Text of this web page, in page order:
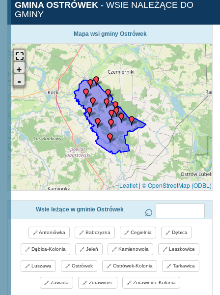
GMINA OSTRÓWEK - WSIE NALEŻĄCE DO
GMINY
Mapa wsi gminy Ostrówek
Leaflet | © OpenStreetMap (ODBL)
Wsie leżące w gminie Ostrówek
Antoniówka Babczyzna Cegielnia Dębica
Dębica-Kolonia Jeleń Kamienowola Leszkowice
Luszawa Ostrówek Ostrówek-Kolonia Tarkawica
Zawada Żurawiniec Żurawiniec-Kolonia